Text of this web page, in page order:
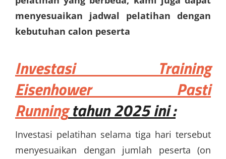
menyesuaikan jadwal pelatihan dengan
kebutuhan calon peserta
Investasi
Training
Eisenhower Pasti
Running tahun 2025 ini :
Investasi pelatihan selama tiga hari tersebut
menyesuaikan dengan jumlah peserta (on